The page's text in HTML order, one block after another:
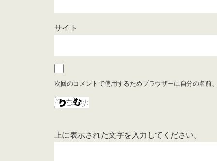
サイト
次回のコメントで使用するためブラウザーに自分の名前
上に表示された文字を入力してください。